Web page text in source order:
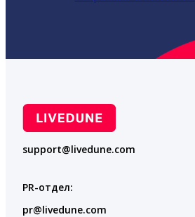
support@livedune.com
PR-отдел:
pr@livedune.com